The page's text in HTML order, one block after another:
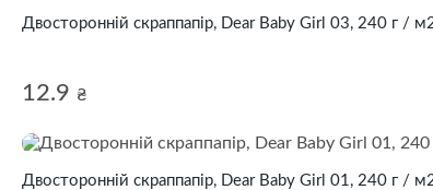
Двосторонній скраппапір, Dear Baby Girl 03, 240 г /
12.9 ₴
Двосторонній скраппапір, Dear Baby Girl 01, 240 г /